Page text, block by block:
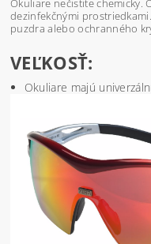
dezinfekčnými
puzdra alebo ochranného
VEĽKOSŤ:
Okuliare majú